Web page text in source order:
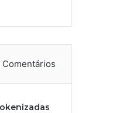
Comentários